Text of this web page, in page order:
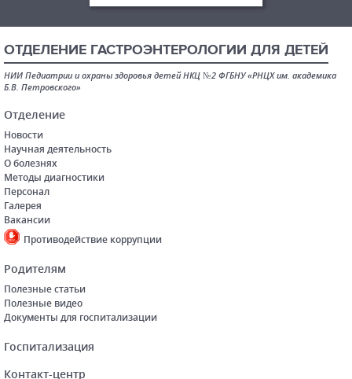
ОТДЕЛЕНИЕ ГАСТРОЭНТЕРОЛОГИИ ДЛЯ ДЕТЕЙ
НИИ Педиатрии и охраны здоровья детей НКЦ №2 ФГБНУ «РНЦХ им. академика
Б.В. Петровского»
Отделение
Новости
Научная деятельность
О болезнях
Методы диагностики
Персонал
Галерея
Вакансии
Противодействие коррупции
Родителям
Полезные статьи
Полезные видео
Документы для госпитализации
Госпитализация
Контакт-центр